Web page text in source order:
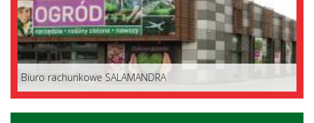
Biuro rachunkowe SALAMANDRA